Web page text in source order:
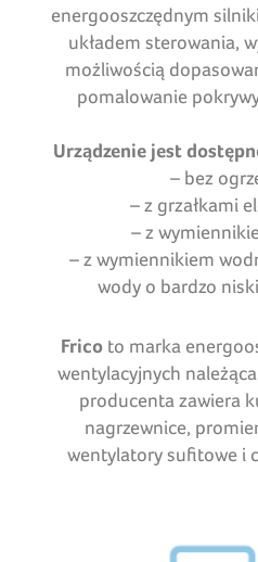
energooszczędnym
układem sterowania,
możliwością
pomalowanie
Urządzenie jest
– bez
– z grzałkami
– z
– z wymiennikiem
wody o bardzo
Fricoto marka
wentylacyjnych
producenta zawiera
nagrzewnice,
wentylatory sufitowe i